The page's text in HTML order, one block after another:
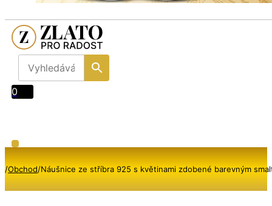
0
/Obchod/Náušnice ze stříbra 925 s květinami zdobené barevným